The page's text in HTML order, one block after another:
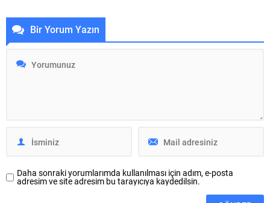
hedefiyle çalışmalarını aralıksız
sürdürüyor. Bir yandan mevcut
yollarda yenileme ve iyileştirme
yandan da yeni imar yolları
başarılı judocuları, uluslararası
Belediyesporlu sporcular Settar
Bir Yorum Yazın
Daha sonraki yorumlarımda kullanılması için adım, e-posta
adresim ve site adresim bu tarayıcıya kaydedilsin.